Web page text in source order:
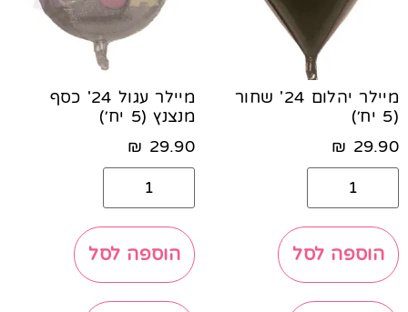
מיילר יהלום 24' שחור
(5 יח׳)
29.90
₪
הוספה לסל
מיילר עגול 24' כסף
מנצנץ (5 יח׳)
29.90
₪
הוספה לסל